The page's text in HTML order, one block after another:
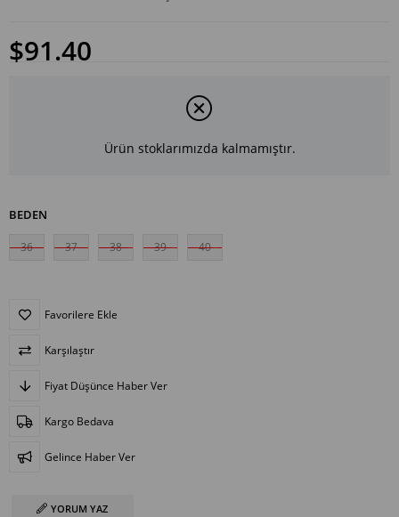
$91.40
Ürün stoklarımızda kalmamıştır.
BEDEN
36 37 38 39 40
Favorilere Ekle
Karşılaştır
Fiyat Düşünce Haber Ver
Kargo Bedava
Gelince Haber Ver
YORUM YAZ